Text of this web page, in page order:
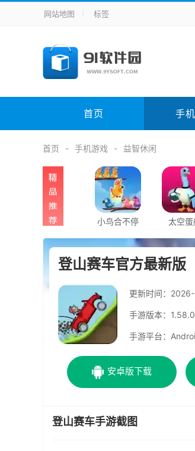
手机应用
手机游戏 H5游戏
电脑软件 其它类别 图
网站地图 标签
首页 手
首页 手机游戏 益智休闲
小鸟合不停 太空蛋
登山赛车官方最新版
更新时间：
手游版本：1.58.0
手游平台：
安卓版下载
登山赛车手游截图